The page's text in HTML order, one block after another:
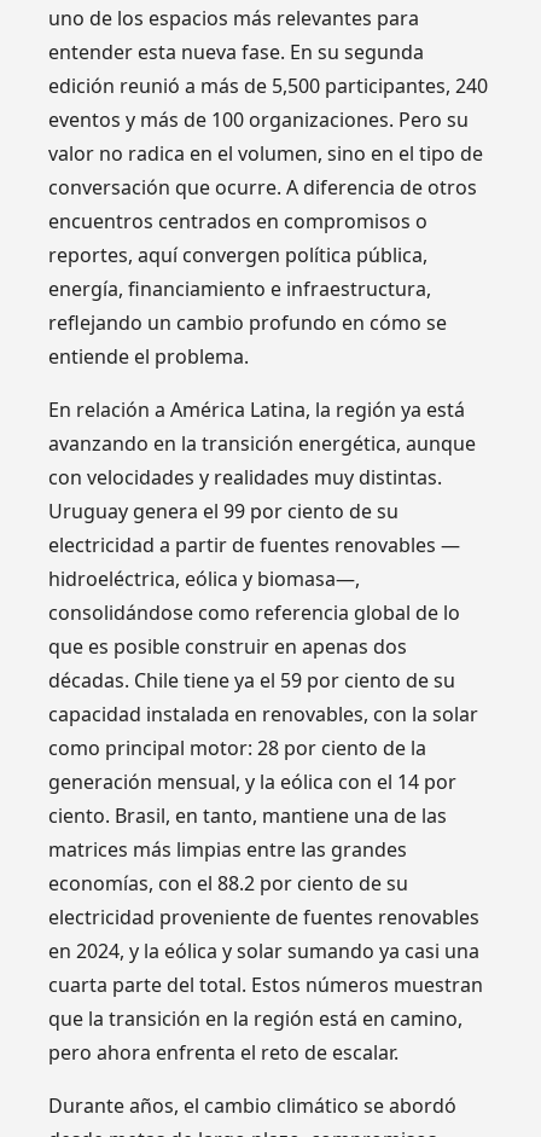
uno de los espacios más relevantes para
entender esta nueva fase. En su segunda
edición reunió a más de 5,500 participantes, 240
eventos y más de 100 organizaciones. Pero su
valor no radica en el volumen, sino en el tipo de
conversación que ocurre. A diferencia de otros
encuentros centrados en compromisos o
reportes, aquí convergen política pública,
energía, financiamiento e infraestructura,
reflejando un cambio profundo en cómo se
entiende el problema.
En relación a América Latina, la región ya está
avanzando en la transición energética, aunque
con velocidades y realidades muy distintas.
Uruguay genera el 99 por ciento de su
electricidad a partir de fuentes renovables —
hidroeléctrica, eólica y biomasa—,
consolidándose como referencia global de lo
que es posible construir en apenas dos
décadas. Chile tiene ya el 59 por ciento de su
capacidad instalada en renovables, con la solar
como principal motor: 28 por ciento de la
generación mensual, y la eólica con el 14 por
ciento. Brasil, en tanto, mantiene una de las
matrices más limpias entre las grandes
economías, con el 88.2 por ciento de su
electricidad proveniente de fuentes renovables
en 2024, y la eólica y solar sumando ya casi una
cuarta parte del total. Estos números muestran
que la transición en la región está en camino,
pero ahora enfrenta el reto de escalar.
Durante años, el cambio climático se abordó